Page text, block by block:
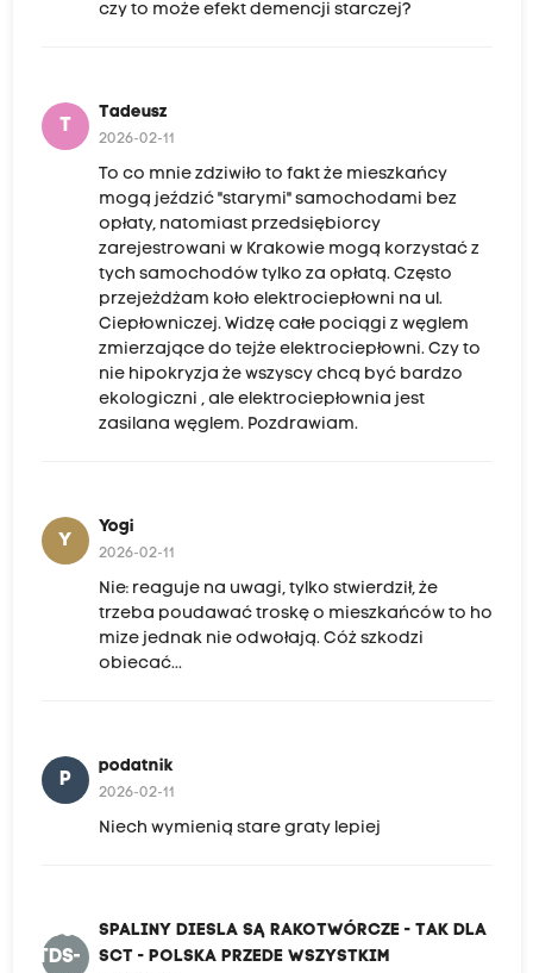
czy to może efekt demencji starczej?
T
Tadeusz
2026-02-11
To co mnie zdziwiło to fakt że mieszkańcy
mogą jeździć "starymi" samochodami bez
opłaty, natomiast przedsiębiorcy
zarejestrowani w Krakowie mogą korzystać z
tych samochodów tylko za opłatą. Często
przejeżdżam koło elektrociepłowni na ul.
Ciepłowniczej. Widzę całe pociągi z węglem
zmierzające do tejże elektrociepłowni. Czy to
nie hipokryzja że wszyscy chcą być bardzo
ekologiczni , ale elektrociepłownia jest
zasilana węglem. Pozdrawiam.
Y
Yogi
2026-02-11
Nie: reaguje na uwagi, tylko stwierdził, że
trzeba poudawać troskę o mieszkańców to ho
mize jednak nie odwołają. Cóż szkodzi
obiecać...
P
podatnik
2026-02-11
Niech wymienią stare graty lepiej
SDSR-
TDS-
SPALINY DIESLA SĄ RAKOTWÓRCZE - TAK DLA
SCT - POLSKA PRZEDE WSZYSTKIM